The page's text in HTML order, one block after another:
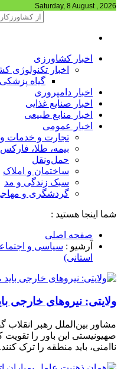
Saturday, 8 August , 2026
اخبار کشاورزی
اخبار تکنولوژی
گیاه
اخبار دامپروری
اخبار صنایع غذایی
اخبار منابع طبیعی
اخبار عمومی
تجارت و خدمات و
بیمه، طلا، فارکس
حمل‌و‌نقل
ساختمان و املاک
سبک زندگی و مد
گردشگری و
شما اینجا هستید :
صفحه اصلی
آرشیو : سیاسی و
استانی)
ولایتی: نیروهای خارجی
مشاور بین‌الملل رهبر
صهیونیستی این باور را
ناامنی، باید منطقه را ترک کنند.